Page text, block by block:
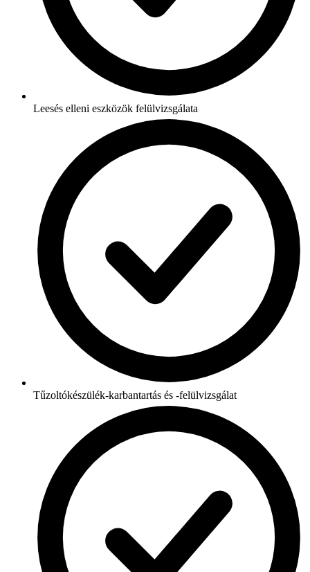
Leesés elleni eszközök felülvizsgálata
Tűzoltókészülék-karbantartás és -felülvizsgálat